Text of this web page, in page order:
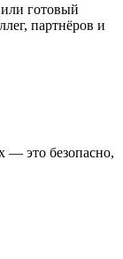
готовый
партнёров и
— это безопасно,